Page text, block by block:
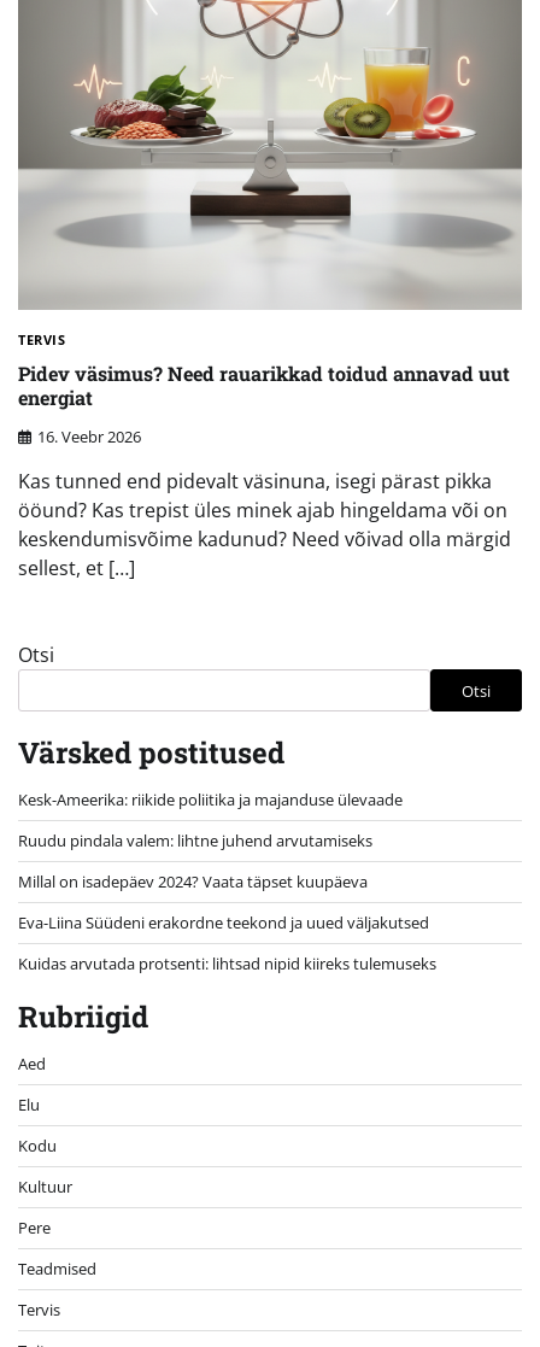
TERVIS
Pidev väsimus? Need rauarikkad toidud annavad uut
energiat
16. Veebr 2026
Kas tunned end pidevalt väsinuna, isegi pärast pikka
ööund? Kas trepist üles minek ajab hingeldama või on
keskendumisvõime kadunud? Need võivad olla märgid
sellest, et […]
Otsi
Otsi
Värsked postitused
Kesk-Ameerika: riikide poliitika ja majanduse ülevaade
Ruudu pindala valem: lihtne juhend arvutamiseks
Millal on isadepäev 2024? Vaata täpset kuupäeva
Eva-Liina Süüdeni erakordne teekond ja uued väljakutsed
Kuidas arvutada protsenti: lihtsad nipid kiireks tulemuseks
Rubriigid
Aed
Elu
Kodu
Kultuur
Pere
Teadmised
Tervis